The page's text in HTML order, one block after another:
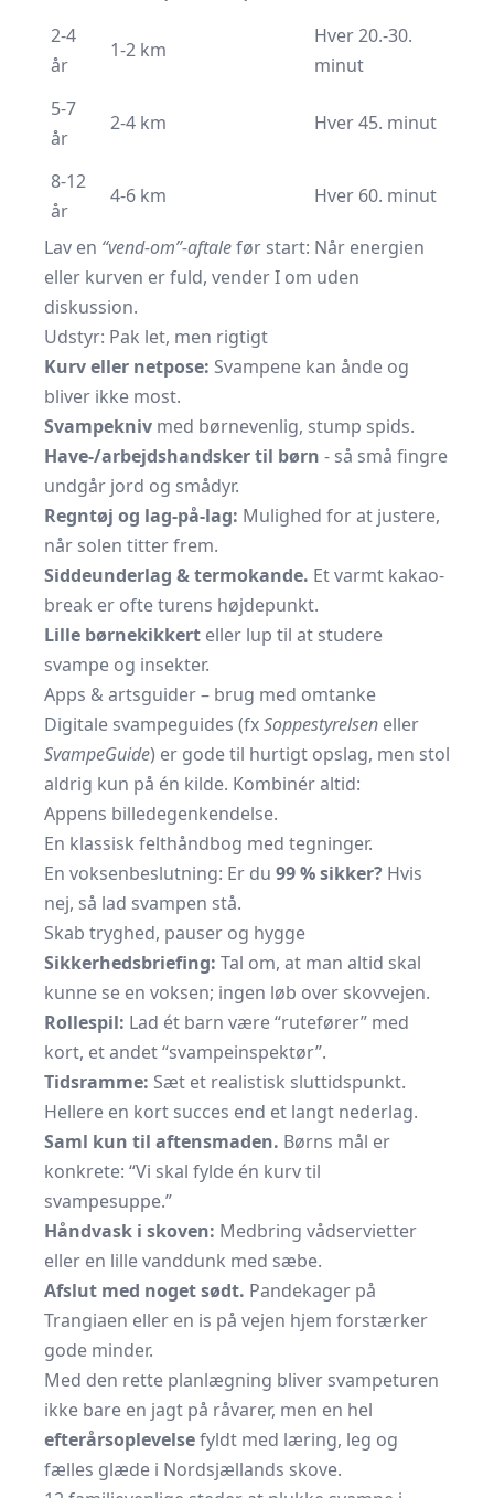
2-4
år
1-2 km
Hver 20.-30.
minut
5-7
år
2-4 km Hver 45. minut
8-12
år
4-6 km Hver 60. minut
Lav en “vend-om”-aftalefør start: Når energien
eller kurven er fuld, vender I om uden
diskussion.
Udstyr: Pak let, men rigtigt
Kurv eller netpose: Svampene kan ånde og
bliver ikke most.
Svampekniv med børnevenlig, stump spids.
Have-/arbejdshandsker til børn - så små fingre
undgår jord og smådyr.
Regntøj og lag-på-lag: Mulighed for at justere,
når solen titter frem.
Siddeunderlag & termokande. Et varmt kakao-
break er ofte turens højdepunkt.
Lille børnekikkert eller lup til at studere
svampe og insekter.
Apps & artsguider – brug med omtanke
Digitale svampeguides (fxSoppestyrelsen eller
SvampeGuide) er gode til hurtigt opslag, men stol
aldrig kun på én kilde. Kombinér altid:
Appens billedegenkendelse.
En klassisk felthåndbog med tegninger.
En voksenbeslutning: Er du 99 % sikker? Hvis
nej, så lad svampen stå.
Skab tryghed, pauser og hygge
Sikkerhedsbriefing: Tal om, at man altid skal
kunne se en voksen; ingen løb over skovvejen.
Rollespil: Lad ét barn være “rutefører” med
kort, et andet “svampeinspektør”.
Tidsramme: Sæt et realistisk sluttidspunkt.
Hellere en kort succes end et langt nederlag.
Saml kun til aftensmaden. Børns mål er
konkrete: “Vi skal fylde én kurv til
svampesuppe.”
Håndvask i skoven: Medbring vådservietter
eller en lille vanddunk med sæbe.
Afslut med noget sødt. Pandekager på
Trangiaen eller en is på vejen hjem forstærker
gode minder.
Med den rette planlægning bliver svampeturen
ikke bare en jagt på råvarer, men en hel
efterårsoplevelsefyldt med læring, leg og
fælles glæde i Nordsjællands skove.